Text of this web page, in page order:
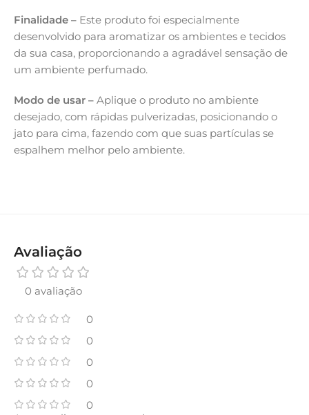
Finalidade – Este produto foi especialmente
desenvolvido para aromatizar os ambientes e tecidos
da sua casa, proporcionando a agradável sensação de
um ambiente perfumado.
Modo de usar – Aplique o produto no ambiente
desejado, com rápidas pulverizadas, posicionando o
jato para cima, fazendo com que suas partículas se
espalhem melhor pelo ambiente.
Avaliação
0 avaliação
0
0
0
0
0